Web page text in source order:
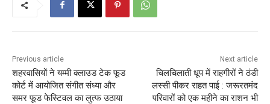
Previous article
शहरवासियों ने यम्मी क्लाउड टेक फूड
कोर्ट में आयोजित संगीत संध्या और
समर फूड फेस्टिवल का लुत्फ उठाया
Next article
चिलचिलाती धूप में राहगीरों ने ठंडी
लस्सी पीकर राहत पाई : जरूरतमंद
परिवारों को एक महीने का राशन भी